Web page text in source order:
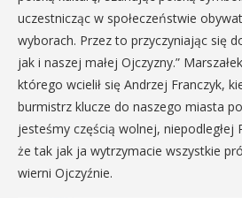
uczestnicząc w społeczeństwie
wyborach. Przez to przyczyniając się
jak i naszej małej Ojczyzny.”
którego wcielił się Andrzej Franczyk,
burmistrz klucze do naszego miasta
jesteśmy częścią wolnej, niepodległej
że tak jak ja wytrzymacie wszystkie
wierni Ojczyźnie.